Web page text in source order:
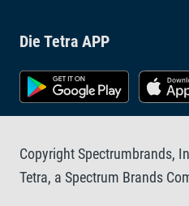
Die Tetra APP
Copyright Spectrumbrands,
Tetra, a Spectrum Brands